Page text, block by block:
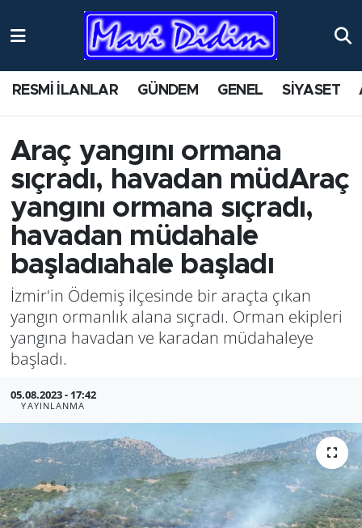
RESMİ İLANLAR GÜNDEM GENEL SİYASET
Araç yangını ormana
sıçradı, havadan müdAraç
yangını ormana sıçradı,
havadan müdahale
başladıahale başladı
İzmir'in Ödemiş ilçesinde bir araçta çıkan
yangın ormanlık alana sıçradı. Orman ekipleri
yangına havadan ve karadan müdahaleye
başladı.
05.08.2023 - 17:42
YAYINLANMA
ANTİK YERLER
AYDIN
BİLİM VE TEKNOLOJİ
ÇEVRE
EĞİTİM
EKONOMİ
GENEL
GÜNDEM
HABERDE İNSAN
KÜLTÜR SANAT
MAGAZİN
Nöbetçi Eczaneler
Namaz Vakitleri
Trafik Durumu
Süper Lig Puan Durumu ve Fikstür
Tüm Manşetler
Son Dakika Haberleri
Haber Arşivi